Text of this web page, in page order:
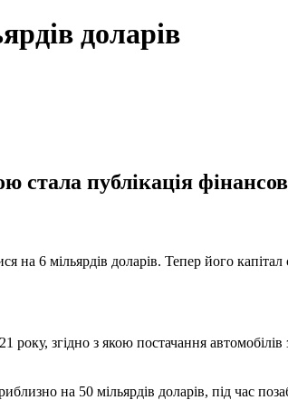
доларів
стала публікація
6 мільярдів доларів. Тепер його
згідно з якою постачання
на 50 мільярдів доларів, під час